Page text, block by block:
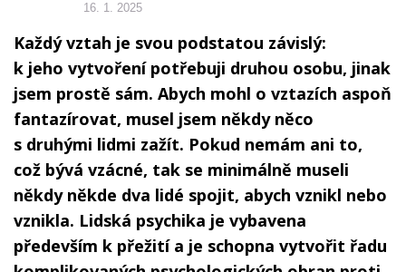
Každý vztah je svou podstatou závislý:
k jeho vytvoření potřebuji druhou osobu, jinak
jsem prostě sám. Abych mohl o vztazích aspoň
fantazírovat, musel jsem někdy něco
s druhými lidmi zažít. Pokud nemám ani to,
což bývá vzácné, tak se minimálně museli
někdy někde dva lidé spojit, abych vznikl nebo
vznikla. Lidská psychika je vybavena
především k přežití a je schopna vytvořit řadu
16. 1. 2025